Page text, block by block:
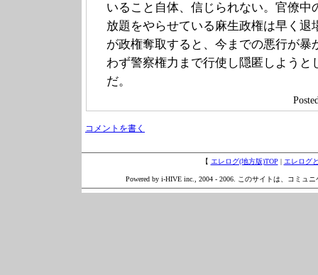
いること自体、信じられない。官僚中
放題をやらせている麻生政権は早く退
が政権奪取すると、今までの悪行が暴
わず警察権力まで行使し隠匿しようと
だ。
コメントを書く
【 エレログ(地方版)TOP | エレログ
Powered by i-HIVE inc., 2004 - 2006. このサイトは、コミュ